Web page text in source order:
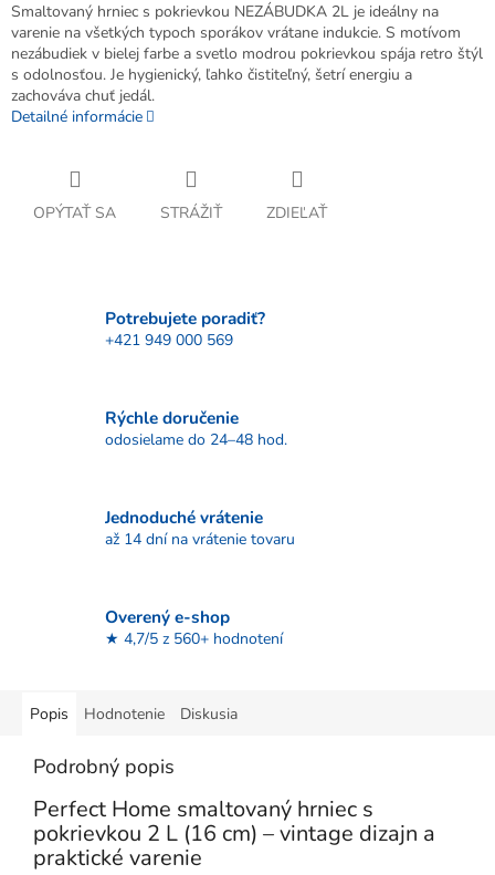
Smaltovaný hrniec s pokrievkou NEZÁBUDKA 2L je ideálny na
varenie na všetkých typoch sporákov vrátane indukcie. S motívom
nezábudiek v bielej farbe a svetlo modrou pokrievkou spája retro štýl
s odolnosťou. Je hygienický, ľahko čistiteľný, šetrí energiu a
zachováva chuť jedál.
Detailné informácie
OPÝTAŤ SA STRÁŽIŤ ZDIEĽAŤ
Potrebujete poradiť?
+421 949 000 569
Rýchle doručenie
odosielame do 24–48 hod.
Jednoduché vrátenie
až 14 dní na vrátenie tovaru
Overený e-shop
★ 4,7/5 z 560+ hodnotení
Popis Hodnotenie Diskusia
Podrobný popis
Perfect Home smaltovaný hrniec s
pokrievkou 2 L (16 cm) – vintage dizajn a
praktické varenie